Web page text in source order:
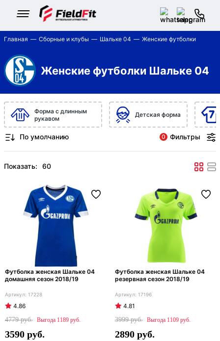
Главная Сборные и клубы Шальке 04 Женские футболки
Женские футболки Шальке 04
Форма с длинным
рукавом
Детская форма
0 Фильтры
Показать:
Футболка женская Шальке 04
домашняя сезон 2018/19
17228
4.86
4779
1189
3590
Футболка женская Шальке 04
резервная сезон 2018/19
17196
4.81
3999
1109
2890